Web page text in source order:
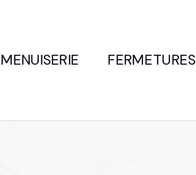
MENUISERIE FERMETURES